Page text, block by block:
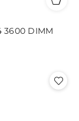
3600 DIMM